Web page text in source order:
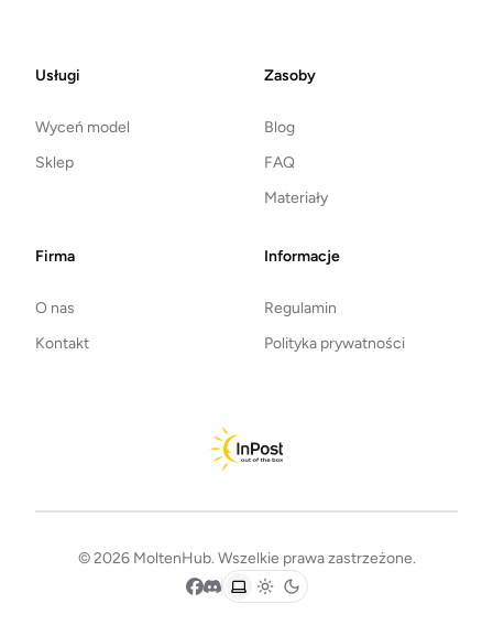
FooterUsługi
Wyceń model
Sklep
Zasoby
Blog
FAQ
Materiały
Firma
O nas
Kontakt
Informacje
Regulamin
Polityka prywatności
© 2026 MoltenHub. Wszelkie prawa zastrzeżone.
Facebook
Discord